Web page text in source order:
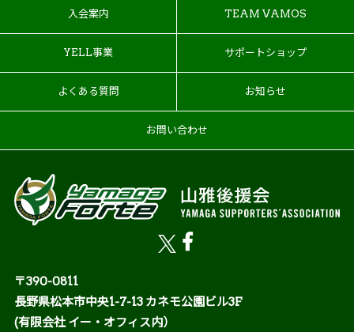
入会案内 TEAM VAMOS
YELL事業 サポートショップ
よくある質問 お知らせ
お問い合わせ
〒390-0811
長野県松本市中央1-7-13 カネモ公園ビル3F
(有限会社 イー・オフィス内）